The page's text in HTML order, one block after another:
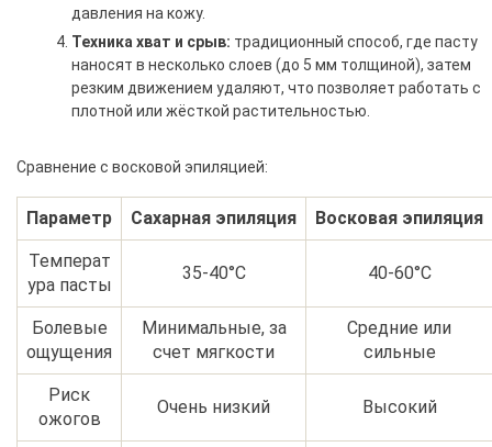
давления на кожу.
Техника хват и срыв: традиционный способ, где пасту
наносят в несколько слоев (до 5 мм толщиной), затем
резким движением удаляют, что позволяет работать с
плотной или жёсткой растительностью.
Сравнение с восковой эпиляцией:
Параметр Сахарная эпиляция Восковая эпиляция
Температ
ура пасты
35-40°C 40-60°C
Болевые
ощущения
Минимальные, за
счет мягкости
Средние или
сильные
Риск
ожогов
Очень низкий Высокий